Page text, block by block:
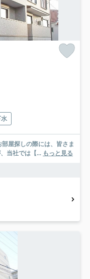
当社では【... もっと見る